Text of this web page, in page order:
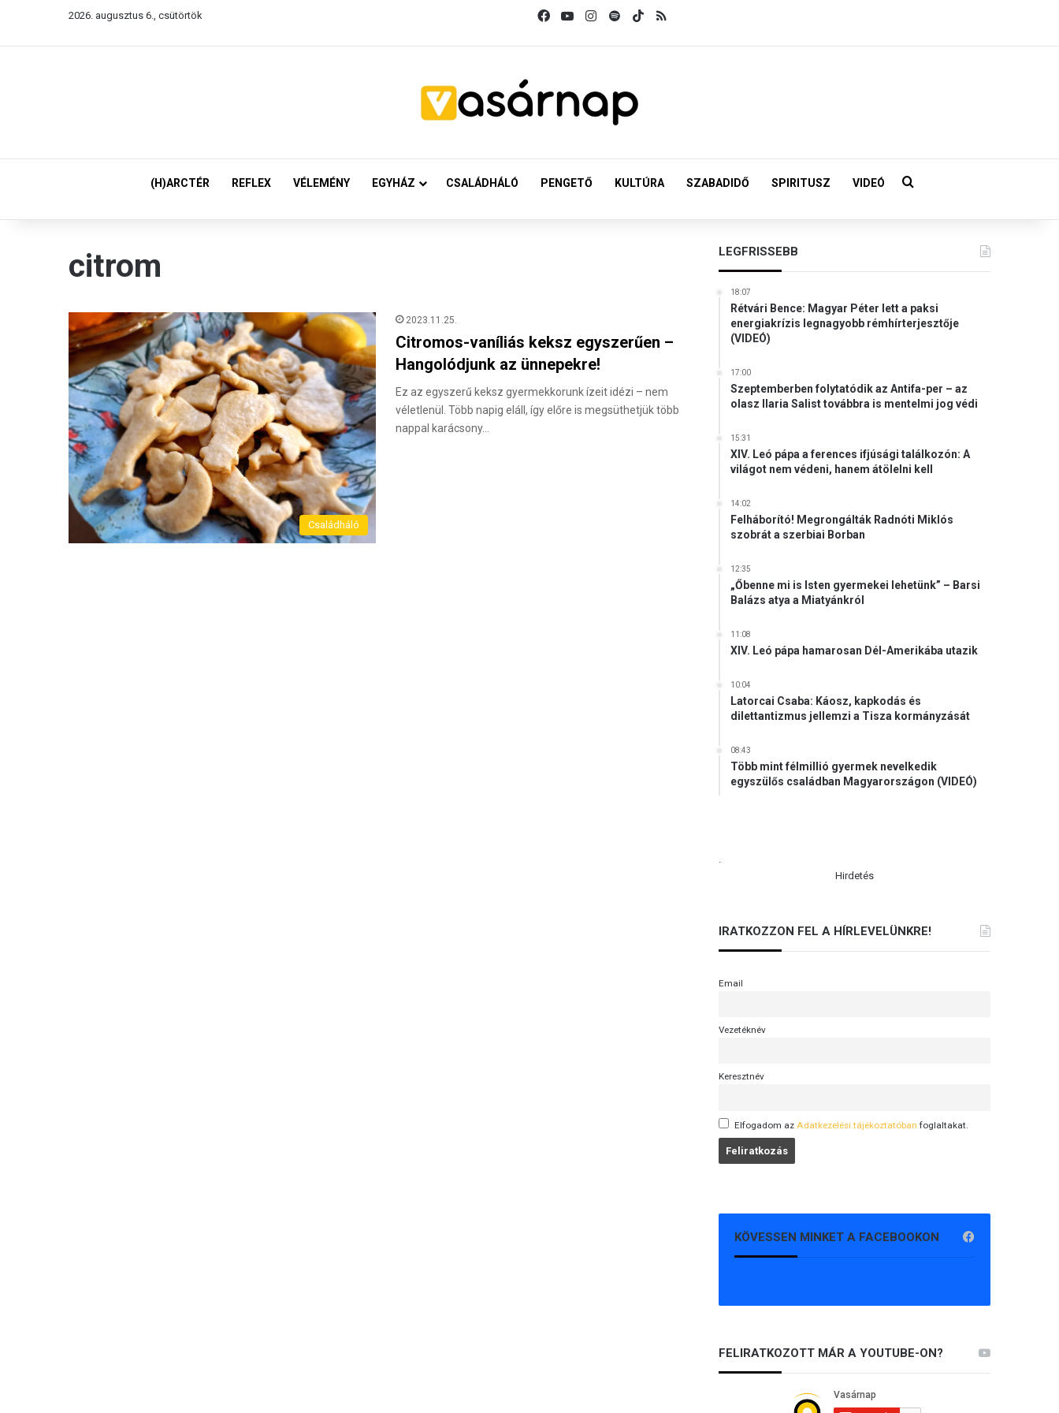
2026. augusztus 6., csütörtök FacebookYouTubeInstagram
SpotifyTikTok
(H)ARCTÉR REFLEX VÉLEMÉNY EGYHÁZ CSALÁDHÁLÓ PENGETŐ KULTÚRA SZABADIDŐ SPIRITUSZ VIDEÓ Keresés:
citrom
Családháló
2023.11.25.
Citromos-vaníliás keksz egyszerűen –
Hangolódjunk az ünnepekre!
Ez az egyszerű keksz gyermekkorunk ízeit idézi – nem
véletlenül. Több napig eláll, így előre is megsüthetjük több
nappal karácsony…
LEGFRISSEBB
18:07
Rétvári Bence: Magyar Péter lett a paksi
energiakrízis legnagyobb rémhírterjesztője
(VIDEÓ)
17:00
Szeptemberben folytatódik az Antifa-per – az
olasz Ilaria Salist továbbra is mentelmi jog védi
15:31
XIV. Leó pápa a ferences ifjúsági találkozón: A
világot nem védeni, hanem átölelni kell
14:02
Felháborító! Megrongálták Radnóti Miklós
szobrát a szerbiai Borban
12:35
„Őbenne mi is Isten gyermekei lehetünk” – Barsi
Balázs atya a Miatyánkról
11:08
XIV. Leó pápa hamarosan Dél-Amerikába utazik
10:04
Latorcai Csaba: Káosz, kapkodás és
dilettantizmus jellemzi a Tisza kormányzását
08:43
Több mint félmillió gyermek nevelkedik
egyszülős családban Magyarországon (VIDEÓ)
.
Hirdetés
IRATKOZZON FEL A HÍRLEVELÜNKRE!
Email
Vezetéknév
Keresztnév
Elfogadom az Adatkezelési tájékoztatóban foglaltakat.
KÖVESSEN MINKET A FACEBOOKON
FELIRATKOZOTT MÁR A YOUTUBE-ON?